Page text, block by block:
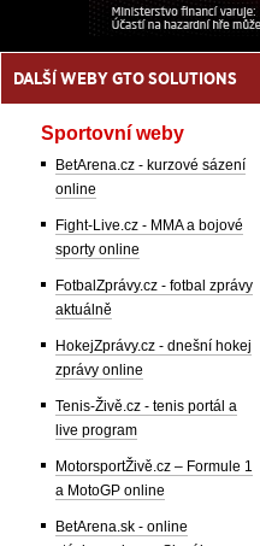
DALŠÍ WEBY GTO SOLUTIONS
Sportovní weby
BetArena.cz - kurzové sázení
online
Fight-Live.cz - MMA a bojové
sporty online
FotbalZprávy.cz - fotbal zprávy
aktuálně
HokejZprávy.cz - dnešní hokej
zprávy online
Tenis-Živě.cz - tenis portál a
live program
MotorsportŽivě.cz – Formule 1
a MotoGP online
BetArena.sk - online